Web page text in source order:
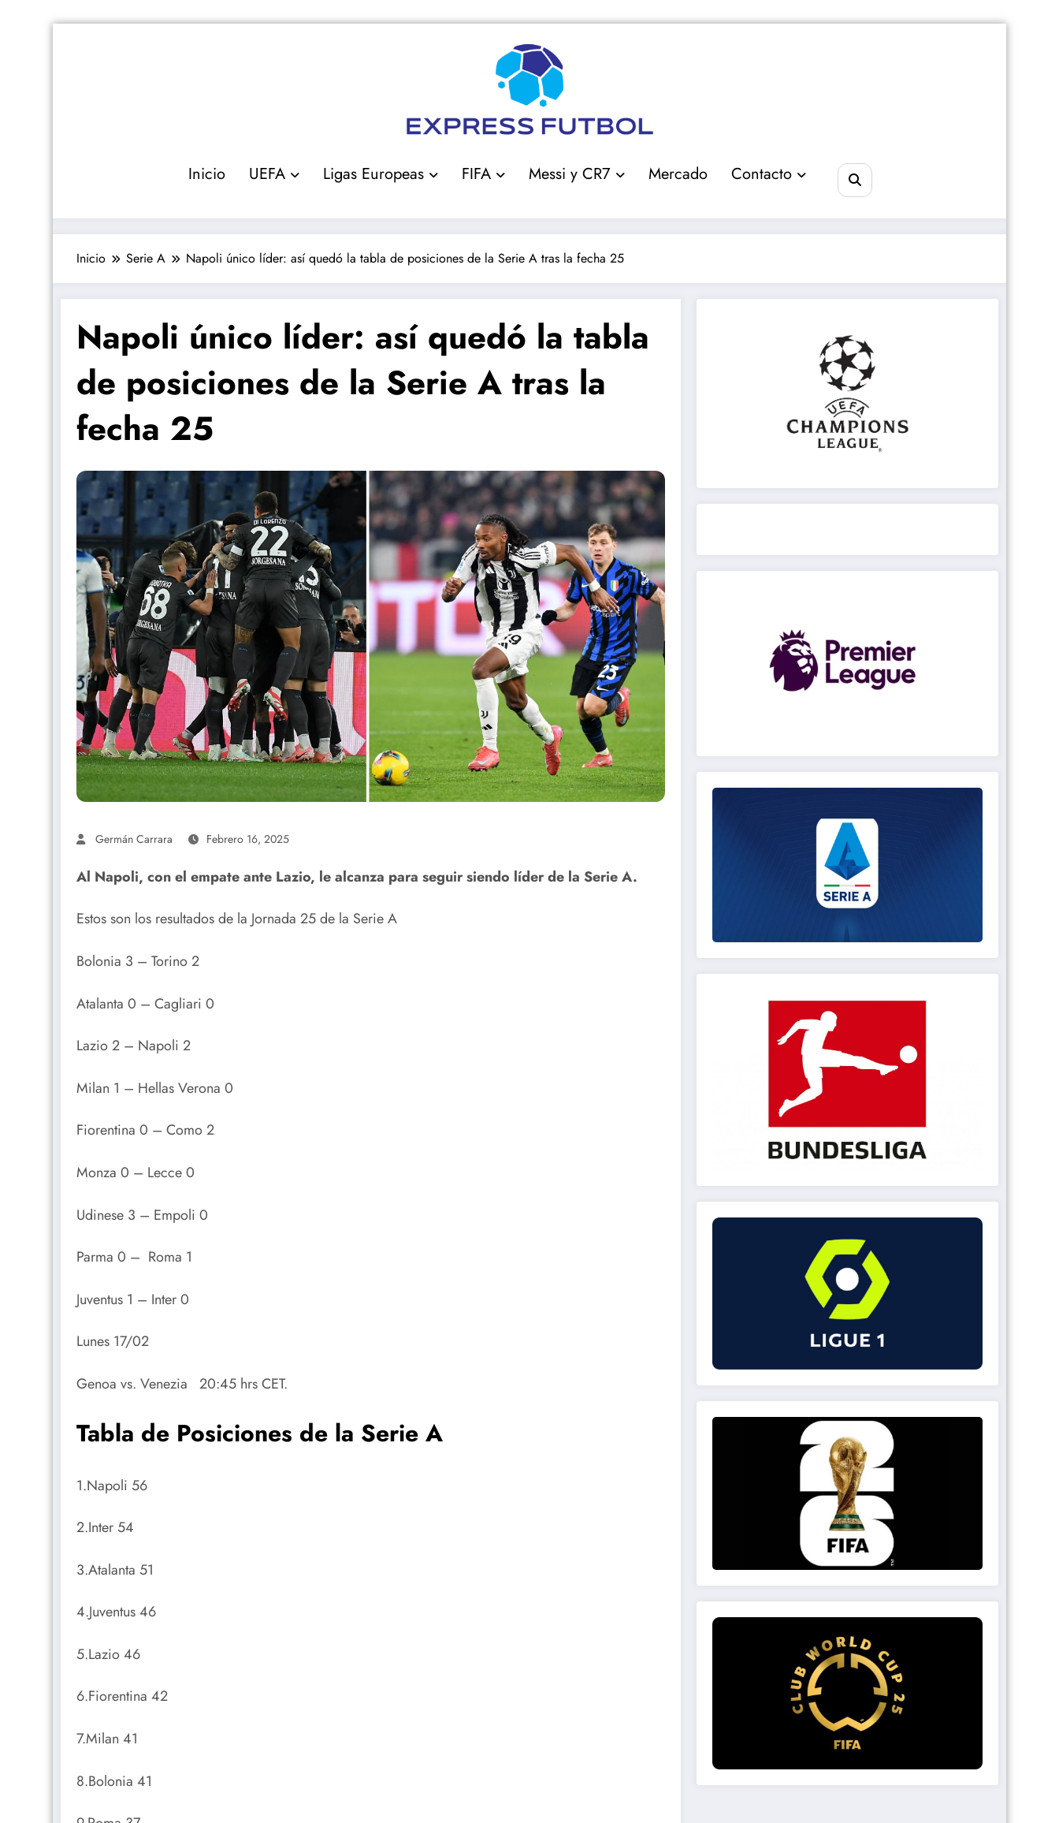
Inicio UEFA Ligas Europeas FIFA Messi y CR7 Mercado Contacto
Inicio Serie A Napoli único líder: así quedó la tabla de posiciones de la Serie A tras la fecha 25
Napoli único líder: así quedó la tabla
de posiciones de la Serie A tras la
fecha 25
Germán Carrara Febrero 16, 2025
Al Napoli, con el empate ante Lazio, le alcanza para seguir siendo líder de la Serie A.
Estos son los resultados de la Jornada 25 de la Serie A
Bolonia 3 – Torino 2
Atalanta 0 – Cagliari 0
Lazio 2 – Napoli 2
Milan 1 – Hellas Verona 0
Fiorentina 0 – Como 2
Monza 0 – Lecce 0
Udinese 3 – Empoli 0
Parma 0 – Roma 1
Juventus 1 – Inter 0
Lunes 17/02
Genoa vs. Venezia 20:45 hrs CET.
Tabla de Posiciones de la Serie A
1.Napoli 56
2.Inter 54
3.Atalanta 51
4.Juventus 46
5.Lazio 46
6.Fiorentina 42
7.Milan 41
8.Bolonia 41